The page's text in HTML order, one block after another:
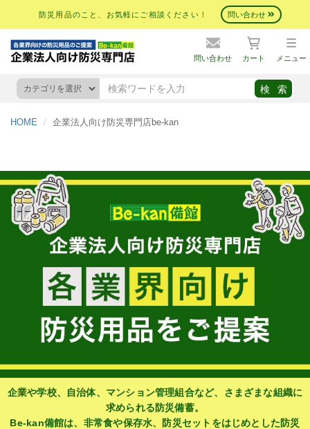
防災用品のこと、お気軽にご相談ください！ 問い合わせ
問い合わせ カート メニュー
HOME 企業法人向け防災専門店be-kan
企業や学校、自治体、マンション管理組合など、さまざまな組織に
求められる防災備蓄。
Be-kan備館は、非常食や保存水、防災セットをはじめとした防災